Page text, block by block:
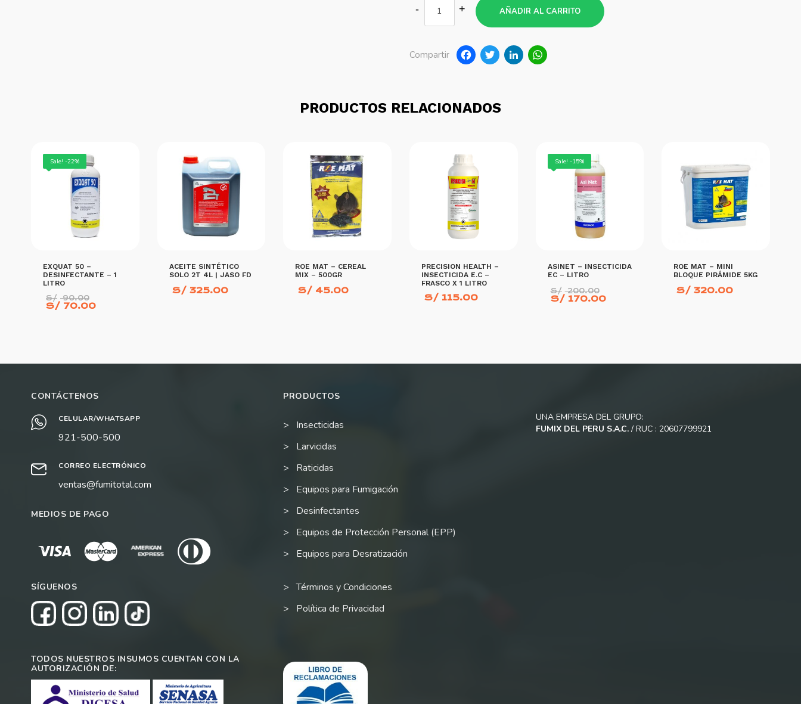
AÑADIR AL CARRITO
Compartir Facebook
TwitterLinkedIn
PRODUCTOS RELACIONADOS
Sale! -22%
EXQUAT 50 –
DESINFECTANTE – 1
LITRO
S/ 90.00
S/ 70.00
ACEITE SINTÉTICO
SOLO 2T 4L | JASO FD
S/325.00
ROE MAT – CEREAL
MIX – 500GR
S/ 45.00
PRECISION HEALTH –
INSECTICIDA E.C –
FRASCO X 1 LITRO
S/115.00
Sale! -15%
ASINET – INSECTICIDA
EC – LITRO
S/ 200.00
S/170.00
ROE MAT – MINI
BLOQUE PIRÁMIDE 5KG
S/ 320.00
CONTÁCTENOS
CELULAR/WHATSAPP
921-500-500
CORREO ELECTRÓNICO
ventas@fumitotal.com
MEDIOS DE PAGO
SÍGUENOS
TODOS NUESTROS INSUMOS CUENTAN CON LA
AUTORIZACIÓN DE:
PRODUCTOS
Insecticidas
Larvicidas
Raticidas
Equipos para Fumigación
Desinfectantes
Equipos de Protección Personal (EPP)
Equipos para Desratización
Términos y Condiciones
Política de Privacidad
UNA EMPRESA DEL GRUPO:
FUMIX DEL PERU S.A.C./ RUC : 20607799921